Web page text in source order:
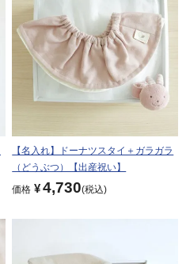
【名入れ】ドーナツスタイ＋ガラガラ
（どうぶつ）【出産祝い】
価格 ¥4,730 税込